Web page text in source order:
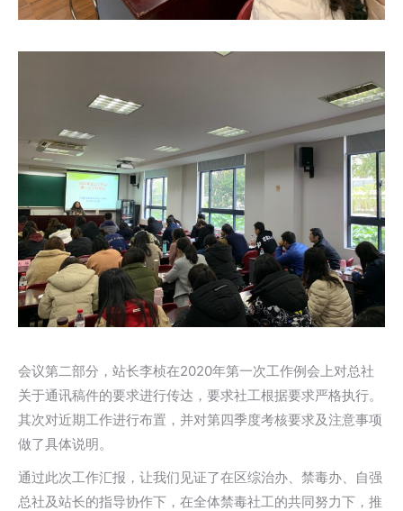
会议第二部分，站长李桢在2020年第一次工作例会上对总社
关于通讯稿件的要求进行传达，要求社工根据要求严格执行。
其次对近期工作进行布置，并对第四季度考核要求及注意事项
做了具体说明。
通过此次工作汇报，让我们见证了在区综治办、禁毒办、自强
总社及站长的指导协作下，在全体禁毒社工的共同努力下，推